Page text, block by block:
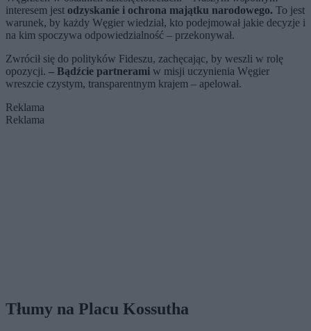
interesem jest odzyskanie i ochrona majątku narodowego. To jest
warunek, by każdy Węgier wiedział, kto podejmował jakie decyzje i
na kim spoczywa odpowiedzialność – przekonywał.
Zwrócił się do polityków Fideszu, zachęcając, by weszli w rolę
opozycji. – Bądźcie partnerami w misji uczynienia Węgier
wreszcie czystym, transparentnym krajem – apelował.
Reklama
Reklama
Tłumy na Placu Kossutha